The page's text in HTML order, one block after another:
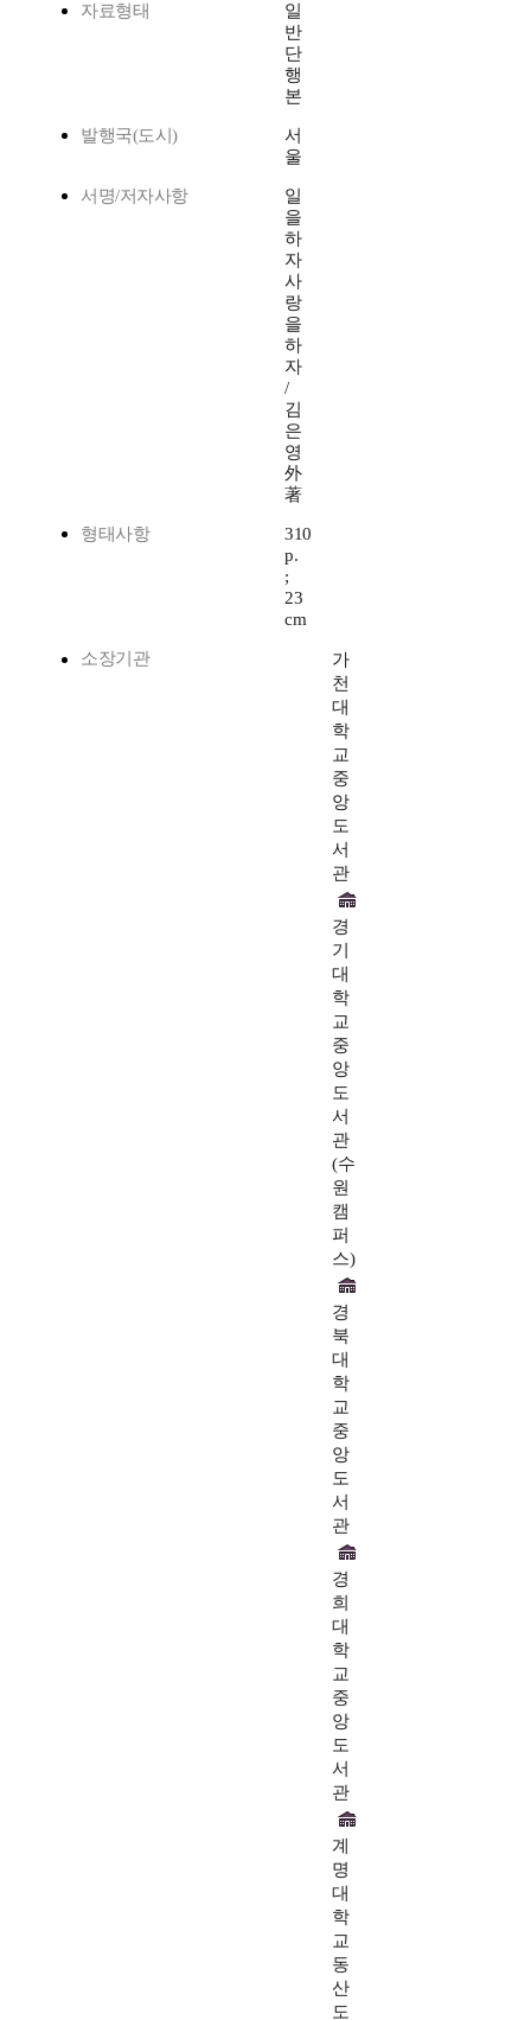
자료형태
일
반
단
행
본
발행국(도시)
서
울
서명/저자사항
일
을
하
자
사
랑
을
하
자
/
김
은
영
外
著
형태사항
310
p.
;
23
cm
소장기관
가
천
대
학
교
중
앙
도
서
관
경
기
대
학
교
중
앙
도
서
관
(수
원
캠
퍼
스)
경
북
대
학
교
중
앙
도
서
관
경
희
대
학
교
중
앙
도
서
관
계
명
대
학
교
동
산
도